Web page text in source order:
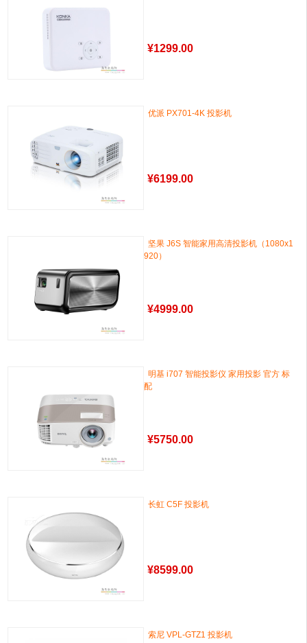
¥1299.00
优派 PX701-4K 投影机
¥6199.00
坚果 J6S 智能家用高清投影机（1080x1
920）
¥4999.00
明基 i707 智能投影仪 家用投影 官方 标
配
¥5750.00
长虹 C5F 投影机
¥8599.00
索尼 VPL-GTZ1 投影机